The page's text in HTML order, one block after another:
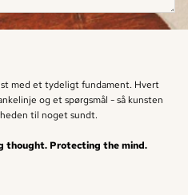
med et tydeligt fundament. Hvert
og et spørgsmål - så kunsten
til noget sundt.
thought. Protecting the mind.